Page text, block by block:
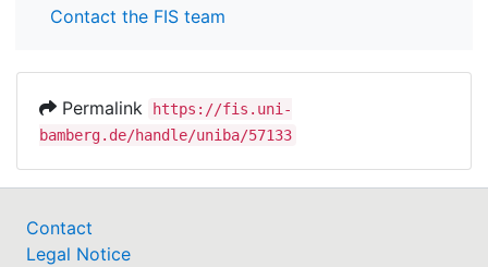
Contact the FIS team
Permalink
https://fis.uni-
bamberg.de/handle/uniba/57133
Contact
Legal Notice